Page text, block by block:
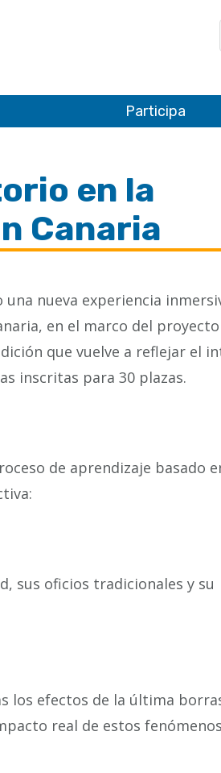
Participa
en la
Canaria
nueva experiencia
en el marco del proyecto
que vuelve a reflejar el
inscritas para 30 plazas.
de aprendizaje basado
sus oficios tradicionales y su
los efectos de la última
real de estos